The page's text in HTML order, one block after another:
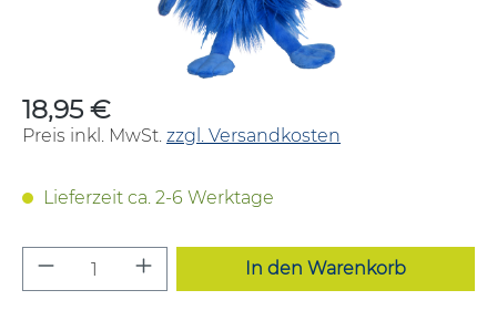
Regulärer Preis:
18,95 €
Preis inkl. MwSt. zzgl. Versandkosten
Lieferzeit ca. 2-6 Werktage
Produkt Anzahl: Gib den
In den Warenkorb